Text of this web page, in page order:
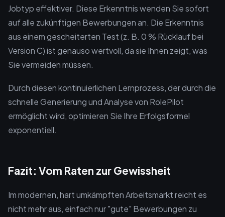
Jobtyp effektiver. Diese Erkenntnis wenden Sie sofort
auf alle zukünftigen Bewerbungen an. Die Erkenntnis
aus einem gescheiterten Test (z. B. 0 % Rücklauf bei
Version C) ist genauso wertvoll, da sie Ihnen zeigt, was
Sie vermeiden müssen.
Durch diesen kontinuierlichen Lernprozess, der durch die
schnelle Generierung und Analyse von RolePilot
ermöglicht wird, optimieren Sie Ihre Erfolgsformel
exponentiell.
Fazit: Vom Raten zur Gewissheit
Im modernen, hart umkämpften Arbeitsmarkt reicht es
nicht mehr aus, einfach nur "gute" Bewerbungen zu